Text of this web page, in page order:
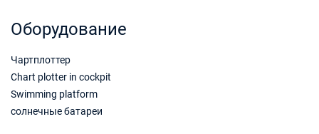
28/11/2026 - 05/12/2026
Оборудование
Чартплоттер
Chart plotter in cockpit
Swimming platform
солнечные батареи